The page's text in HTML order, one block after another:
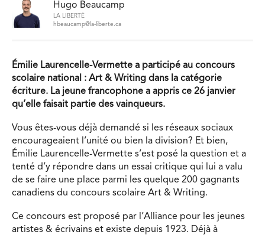
Hugo Beaucamp
LA LIBERTÉ
hbeaucamp@la-liberte.ca
Émilie Laurencelle-Vermette a participé au concours
scolaire national : Art & Writing dans la catégorie
écriture. La jeune francophone a appris ce 26 janvier
qu’elle faisait partie des vainqueurs.
Vous êtes-vous déjà demandé si les réseaux sociaux
encourageaient l’unité ou bien la division? Et bien,
Émilie Laurencelle-Vermette s’est posé la question et a
tenté d’y répondre dans un essai critique qui lui a valu
de se faire une place parmi les quelque 200 gagnants
canadiens du concours scolaire Art & Writing.
Ce concours est proposé par l’Alliance pour les jeunes
artistes & écrivains et existe depuis 1923. Déjà à